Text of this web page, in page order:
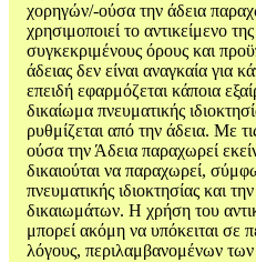
χορηγών/-ούσα την άδεια
χρησιμοποιεί το αντικείμενο
συγκεκριμένους όρους και
άδειας δεν είναι αναγκαία για
επειδή εφαρμόζεται κάποια
δικαίωμα πνευματικής
ρυθμίζεται από την άδεια. Με
ούσα την Άδεια παραχωρεί
δικαιούται να παραχωρεί,
πνευματικής ιδιοκτησίας και
δικαιωμάτων. Η χρήση του
μπορεί ακόμη να υπόκειται σε
λόγους, περιλαμβανομένων